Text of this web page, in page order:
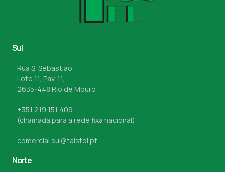
Sul
Rua S. Sebastião
Lote 11, Pav. 11,
2635-448 Rio de Mouro
+351 219 151 409
(chamada para a rede fixa nacional)
comercial.sul@taistel.pt
Norte